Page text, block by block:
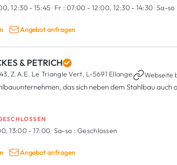
12:30 - 15:45· Fr : 07:00 - 12:00, 12:30 - 14:30·Sa-so
Angebot anfragen
& PETRICH
43, Z.A.E. Le Triangle Vert, L-5691 Ellange· Webseite
das sich neben dem Stahlbau
13:00 - 17:00·Sa-so : Geschlossen
Angebot anfragen